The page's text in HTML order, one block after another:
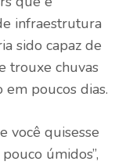
infraestrutura
sido capaz de
trouxe chuvas
poucos dias.
você quisesse
úmidos”,